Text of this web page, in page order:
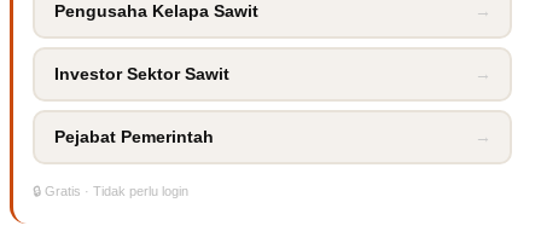
Pengusaha Kelapa Sawit →
Investor Sektor Sawit →
Pejabat Pemerintah →
🔒 Gratis · Tidak perlu login